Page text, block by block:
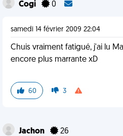
Cogi 0
samedi 14 février 2009 22:04
Chuis vraiment fatigué, j'ai lu
encore plus marrante xD
60 3
Jachon 26